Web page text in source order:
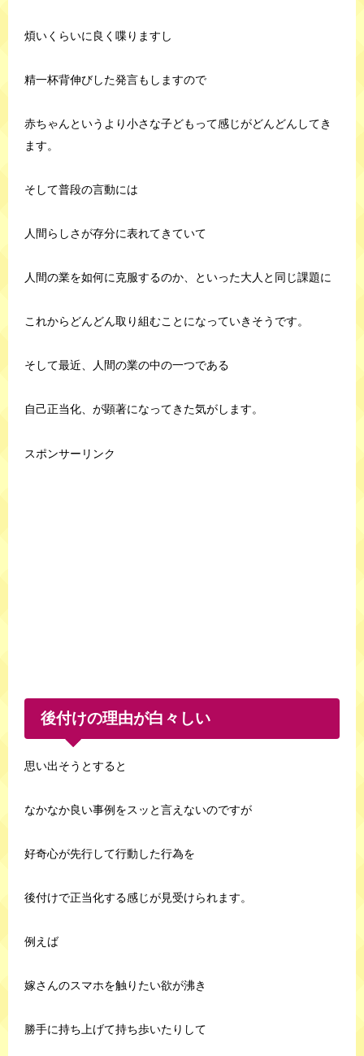
煩いくらいに良く喋りますし
精一杯背伸びした発言もしますので
赤ちゃんというより小さな子どもって感じがどんどんしてき
ます。
そして普段の言動には
人間らしさが存分に表れてきていて
人間の業を如何に克服するのか、といった大人と同じ課題に
これからどんどん取り組むことになっていきそうです。
そして最近、人間の業の中の一つである
自己正当化、が顕著になってきた気がします。
スポンサーリンク
後付けの理由が白々しい
思い出そうとすると
なかなか良い事例をスッと言えないのですが
好奇心が先行して行動した行為を
後付けで正当化する感じが見受けられます。
例えば
嫁さんのスマホを触りたい欲が沸き
勝手に持ち上げて持ち歩いたりして